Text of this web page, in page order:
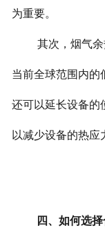
为重要。
其次，烟气
当前全球范围内的
还可以延长设备的
以减少设备的热应
四、如何选